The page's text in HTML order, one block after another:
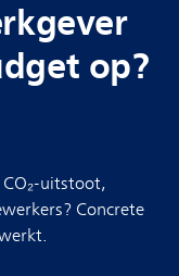
op?
uitstoot,
Concrete